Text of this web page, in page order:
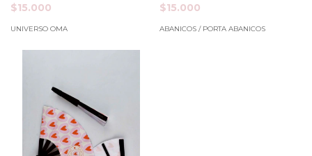
$15.000
UNIVERSO OMA
$15.000
ABANICOS / PORTA ABANICOS